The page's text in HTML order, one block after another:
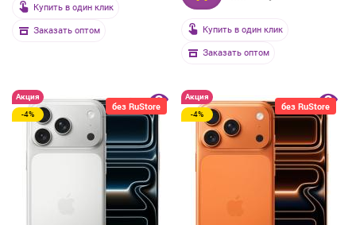
Купить в один клик
Заказать оптом
Купить в один клик
Заказать оптом
без RuStore
Акция
-4%
без RuStore
Акция
-4%